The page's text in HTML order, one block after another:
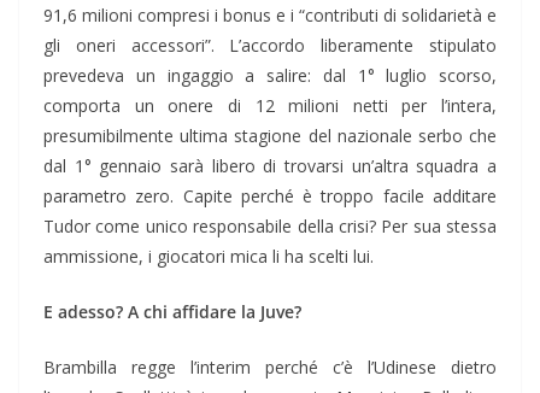
91,6 milioni compresi i bonus e i “contributi di solidarietà e
gli oneri accessori”. L’accordo liberamente stipulato
prevedeva un ingaggio a salire: dal 1° luglio scorso,
comporta un onere di 12 milioni netti per l’intera,
presumibilmente ultima stagione del nazionale serbo che
dal 1° gennaio sarà libero di trovarsi un’altra squadra a
parametro zero. Capite perché è troppo facile additare
Tudor come unico responsabile della crisi? Per sua stessa
ammissione, i giocatori mica li ha scelti lui.
E adesso? A chi affidare la Juve?
Brambilla regge l’interim perché c’è l’Udinese dietro